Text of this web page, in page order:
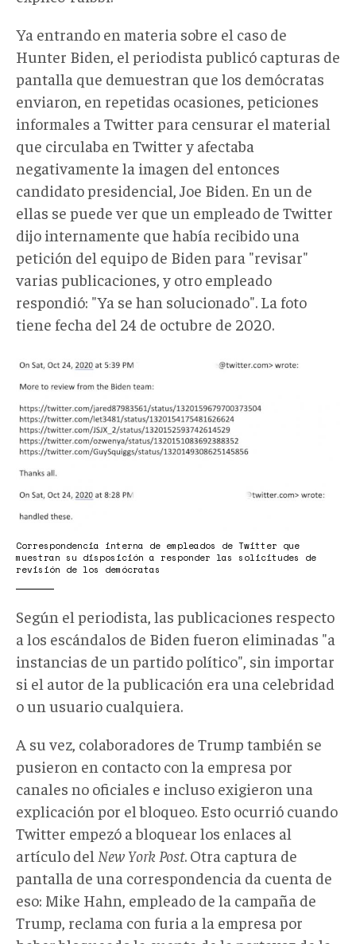
Ya entrando en materia sobre el caso de
Hunter Biden, el periodista publicó capturas de
pantalla que demuestran que los demócratas
enviaron, en repetidas ocasiones, peticiones
informales a Twitter para censurar el material
que circulaba en Twitter y afectaba
negativamente la imagen del entonces
candidato presidencial, Joe Biden. En un de
ellas se puede ver que un empleado de Twitter
dijo internamente que había recibido una
petición del equipo de Biden para "revisar"
varias publicaciones, y otro empleado
respondió: "Ya se han solucionado". La foto
tiene fecha del 24 de octubre de 2020.
FjAtMntXkAM-
CZC.jpeg
Correspondencia interna de empleados de Twitter que
muestran su disposición a responder las solicitudes de
revisión de los demócratas
Según el periodista, las publicaciones respecto
a los escándalos de Biden fueron eliminadas "a
instancias de un partido político", sin importar
si el autor de la publicación era una celebridad
o un usuario cualquiera.
A su vez, colaboradores de Trump también se
pusieron en contacto con la empresa por
canales no oficiales e incluso exigieron una
explicación por el bloqueo. Esto ocurrió cuando
Twitter empezó a bloquear los enlaces al
artículo del NewYork Post. Otra captura de
pantalla de una correspondencia da cuenta de
eso: Mike Hahn, empleado de la campaña de
Trump, reclama con furia a la empresa por